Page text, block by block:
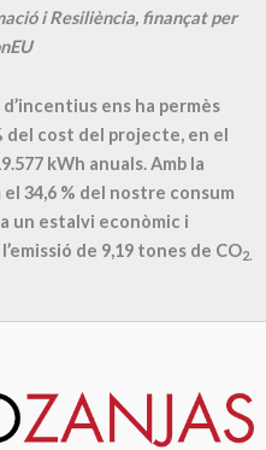
i Resiliència, finançat per
ens ha permès
del cost del projecte, en el
kWh anuals. Amb la
el 34,6 % del nostre consum
un estalvi econòmic i
de 9,19 tones de CO2.